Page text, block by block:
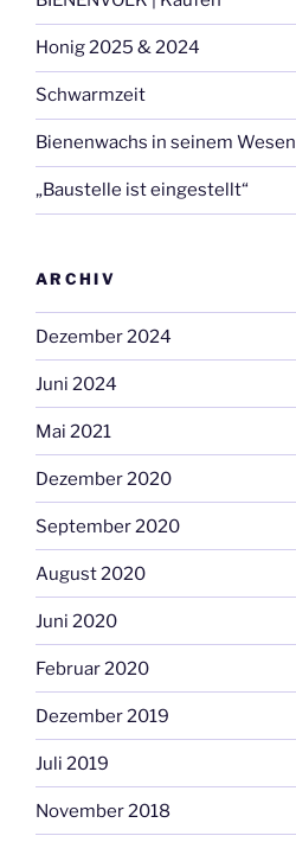
Honig 2025 & 2024
Schwarmzeit
Bienenwachs in seinem Wesen
„Baustelle ist eingestellt“
ARCHIV
Dezember 2024
Juni 2024
Mai 2021
Dezember 2020
September 2020
August 2020
Juni 2020
Februar 2020
Dezember 2019
Juli 2019
November 2018